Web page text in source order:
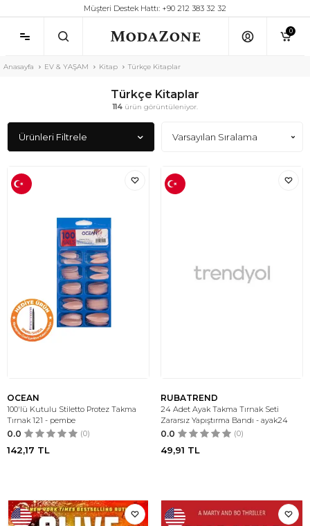
Müşteri Destek Hattı: +90 212 383 32 32
0
Anasayfa EV & YAŞAM Kitap Türkçe Kitaplar
Türkçe Kitaplar
114ürün görüntüleniyor.
Ürünleri Filtrele
OCEAN
100'lü Kutulu Stiletto Protez Takma
Tırnak 121 - pembe
0.0 (0)
142,17 TL
RUBATREND
24 Adet Ayak Takma Tırnak Seti
Zararsız Yapıştırma Bandı - ayak24
0.0 (0)
49,91 TL